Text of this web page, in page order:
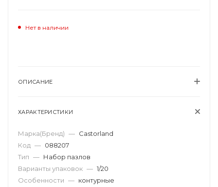
Нет в наличии
ОПИСАНИЕ
ХАРАКТЕРИСТИКИ
Марка(Бренд) — Castorland
Код — 088207
Тип — Набор пазлов
Варианты упаковок — 1/20
Особенности — контурные